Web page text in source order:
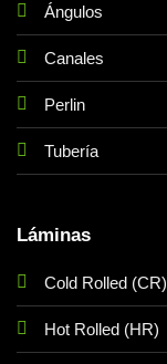
Ángulos
Canales
Perlin
Tubería
Láminas
Cold Rolled (CR)
Hot Rolled (HR)